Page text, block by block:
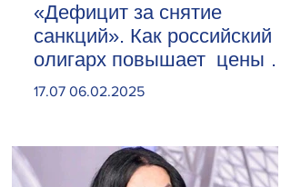
«Дефицит за снятие
санкций». Как российский
олигарх повышает цены на
сливочное масло
17.07 06.02.2025